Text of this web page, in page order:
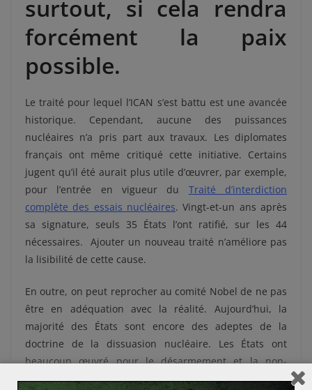
surtout, si cela rendra
forcément la paix
possible.
Le traité pour lequel l’ICAN s’est battu est une avancée
historique. Cependant, aucune des puissances
nucléaires n’a pris part aux travaux. Les diplomates
français ont même critiqué cette initiative. Certains
jugent qu’il été aurait plus utile d’œuvrer, par exemple,
pour l’entrée en vigueur du Traité d’interdiction
complète des essais nucléaires. Vingt-et-un ans après
sa signature, seuls 35 États l’ont ratifié, sur les 44
nécessaires. Ajouter un nouveau traité n’améliore pas
la lisibilité de cette cause.
En outre, on peut reprocher au comité Nobel de ne pas
être en adéquation avec la réalité. Aujourd’hui, la
majorité des États sont encore des adeptes de la
doctrine de la dissuasion nucléaire. Les États ont
beaucoup œuvré pour le désarmement et la non-
prolifération pendant une vingtaine d’années.